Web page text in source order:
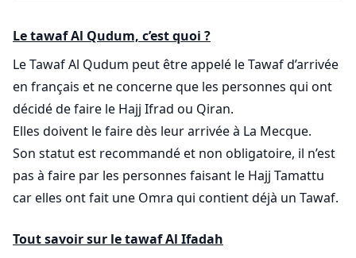
Le tawaf Al Qudum, c’est quoi ?
Le Tawaf Al Qudum peut être appelé le Tawaf d’arrivée
en français et ne concerne que les personnes qui ont
décidé de faire le Hajj Ifrad ou Qiran.
Elles doivent le faire dès leur arrivée à La Mecque.
Son statut est recommandé et non obligatoire, il n’est
pas à faire par les personnes faisant le Hajj Tamattu
car elles ont fait une Omra qui contient déjà un Tawaf.
Tout savoir sur le tawaf Al Ifadah